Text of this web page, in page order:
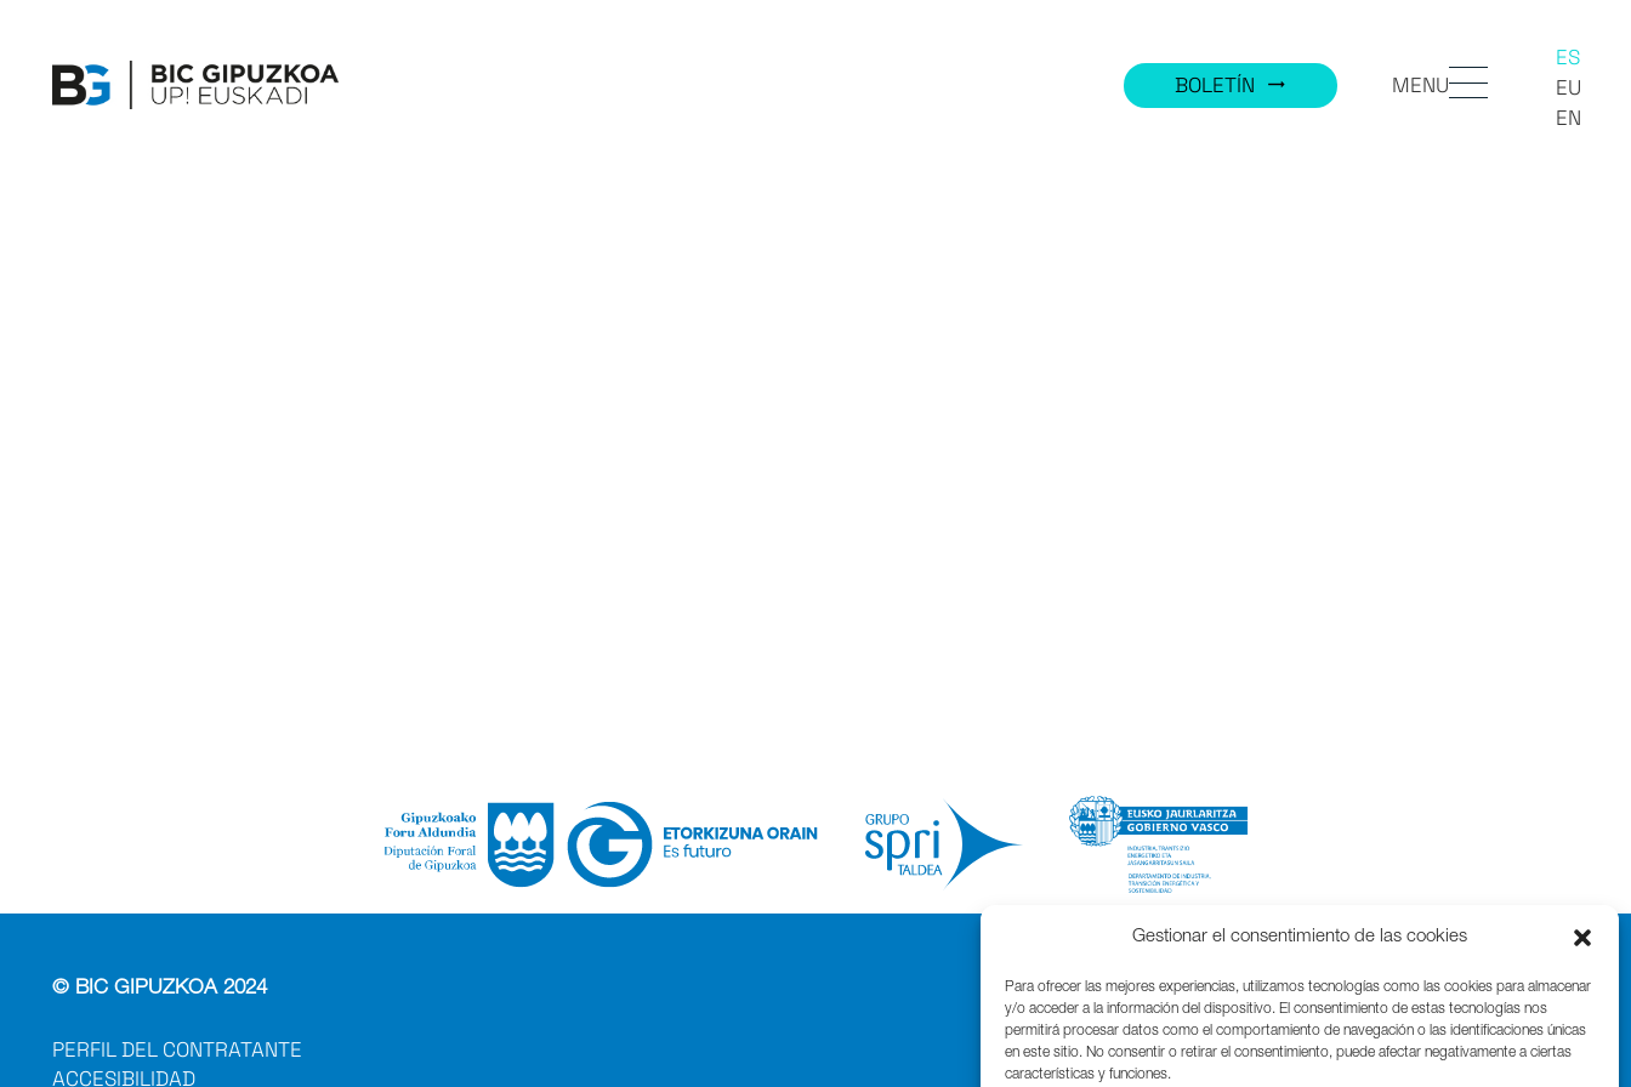
Gestionar el consentimiento de las cookies
Para ofrecer las mejores experiencias, utilizamos tecnologías como las cookies para almacenar
y/o acceder a la información del dispositivo. El consentimiento de estas tecnologías nos
permitirá procesar datos como el comportamiento de navegación o las identificaciones únicas
en este sitio. No consentir o retirar el consentimiento, puede afectar negativamente a ciertas
características y funciones.
BOLETÍN trending_flat MENU
ES
EU
EN
© BIC GIPUZKOA 2024
PERFIL DEL CONTRATANTE
ACCESIBILIDAD